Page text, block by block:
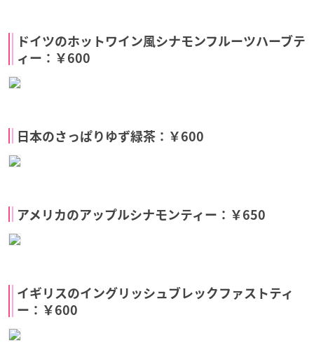
ドイツのホットワイン風シナモンフルーツハーブテ
ィー：￥600
日本のさっぱりゆず緑茶：￥600
アメリカのアップルシナモンティー：￥650
イギリスのイングリッシュブレックファストティ
ー：￥600